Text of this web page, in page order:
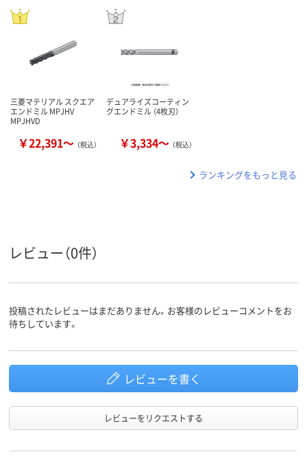
三菱マテリアル スクエア
エンドミル MPJHV
MPJHVD
￥22,391～ （税込）
デュアライズコーティン
グエンドミル （4枚刃）
￥3,334～ （税込）
ランキングをもっと見る
レビュー（0件）
投稿されたレビューはまだありません。お客様のレビューコメントをお
待ちしています。
レビューを書く
レビューをリクエストする